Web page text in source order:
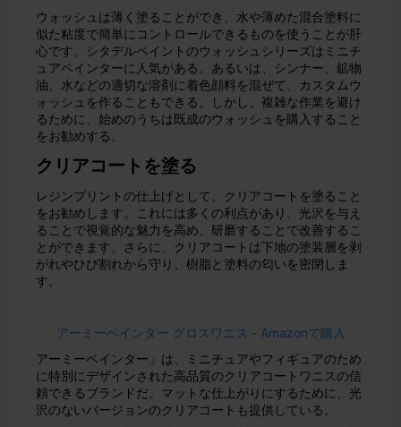
ウォッシュは薄く塗ることができ、水や薄めた混合塗料に
似た粘度で簡単にコントロールできるものを使うことが肝
心です。シタデルペイントのウォッシュシリーズはミニチ
ュアペインターに人気がある。あるいは、シンナー、鉱物
油、水などの適切な溶剤に着色顔料を混ぜて、カスタムウ
ォッシュを作ることもできる。しかし、複雑な作業を避け
るために、始めのうちは既成のウォッシュを購入すること
をお勧めする。
クリアコートを塗る
レジンプリントの仕上げとして、クリアコートを塗ること
をお勧めします。これには多くの利点があり、光沢を与え
ることで視覚的な魅力を高め、研磨することで改善するこ
とができます。さらに、クリアコートは下地の塗装層を剥
がれやひび割れから守り、樹脂と塗料の匂いを密閉しま
す。
アーミーペインター グロスワニス - Amazonで購入
アーミーペインター」は、ミニチュアやフィギュアのため
に特別にデザインされた高品質のクリアコートワニスの信
頼できるブランドだ。マットな仕上がりにするために、光
沢のないバージョンのクリアコートも提供している。